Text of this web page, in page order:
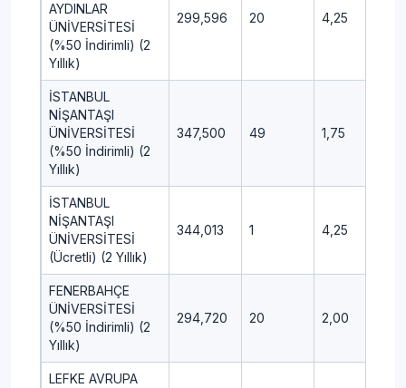
AYDINLAR
ÜNİVERSİTESİ
(%50 İndirimli) (2
Yıllık)
299,596 20 4,25
İSTANBUL
NİŞANTAŞI
ÜNİVERSİTESİ
(%50 İndirimli) (2
Yıllık)
347,500 49 1,75
İSTANBUL
NİŞANTAŞI
ÜNİVERSİTESİ
(Ücretli) (2 Yıllık)
344,013 1 4,25
FENERBAHÇE
ÜNİVERSİTESİ
(%50 İndirimli) (2
Yıllık)
294,720 20 2,00
LEFKE AVRUPA